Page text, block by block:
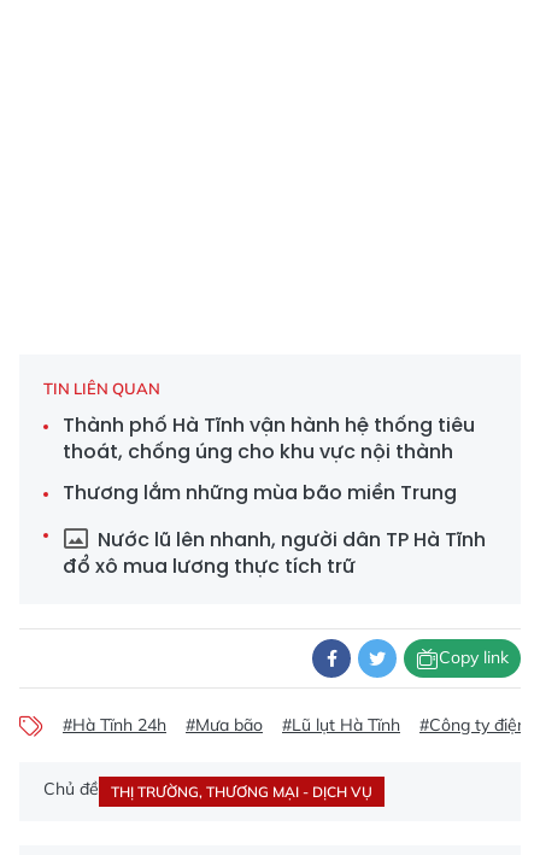
TIN LIÊN QUAN
Thành phố Hà Tĩnh vận hành hệ thống tiêu
thoát, chống úng cho khu vực nội thành
Thương lắm những mùa bão miền Trung
Nước lũ lên nhanh, người dân TP Hà Tĩnh
đổ xô mua lương thực tích trữ
Copy link
#Hà Tĩnh 24h #Mưa bão #Lũ lụt Hà Tĩnh #Công ty điện
Chủ đề THỊ TRƯỜNG, THƯƠNG MẠI - DỊCH VỤ